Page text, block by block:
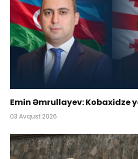
Emin Əmrullayev: Kobaxidze
03 Avqust 2026